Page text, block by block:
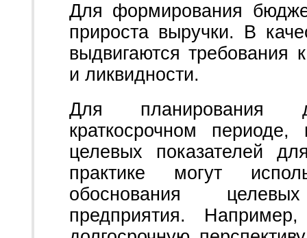
Для формирования
прироста выручки. В
выдвигаются требования
и ликвидности.
Для планирования
краткосрочном периоде,
целевых показателей
практике могут
обоснования
предприятия.